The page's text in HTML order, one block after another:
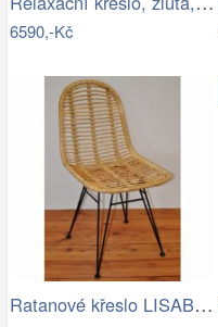
6590,-Kč
Ratanové křeslo LISABON - světlé